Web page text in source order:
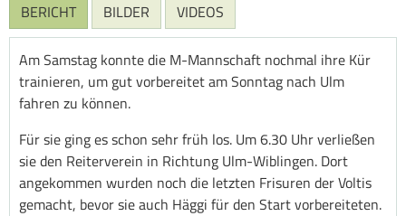
BERICHT BILDER VIDEOS
Am Samstag konnte die M-Mannschaft nochmal ihre Kür
trainieren, um gut vorbereitet am Sonntag nach Ulm
fahren zu können.
Für sie ging es schon sehr früh los. Um 6.30 Uhr verließen
sie den Reiterverein in Richtung Ulm-Wiblingen. Dort
angekommen wurden noch die letzten Frisuren der Voltis
gemacht, bevor sie auch Häggi für den Start vorbereiteten.